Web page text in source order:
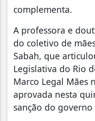
complementa.
A professora e
do coletivo de
Sabah, que
Legislativa do Rio
Marco Legal Mães
aprovada nesta
sanção do